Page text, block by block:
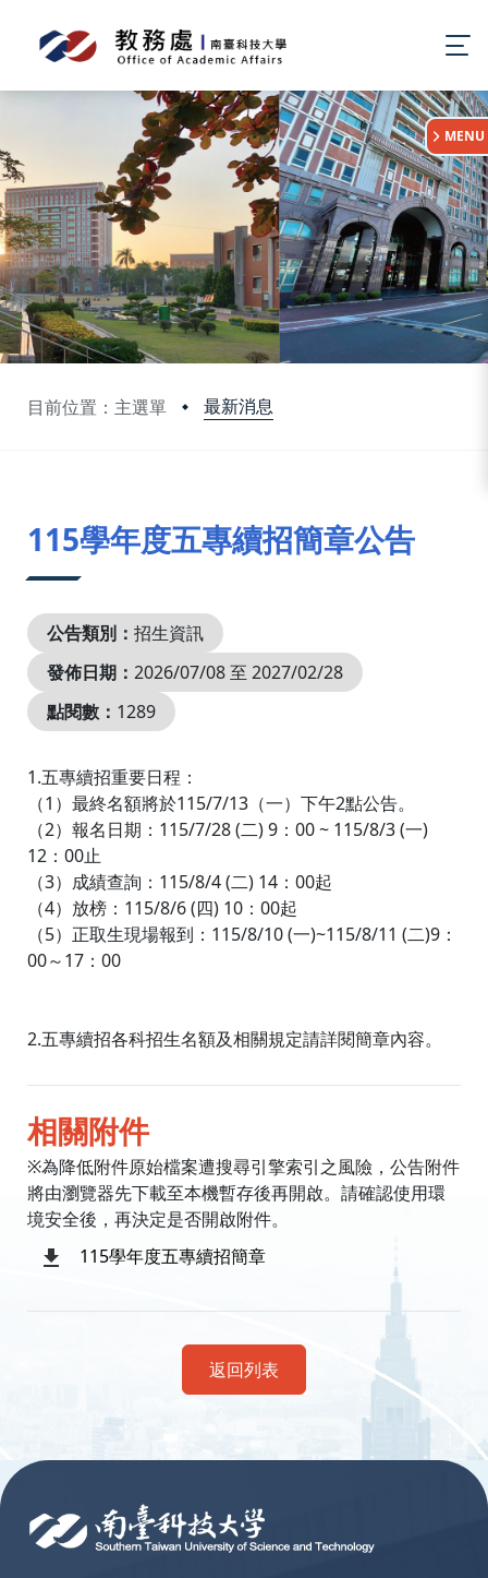
目前位置：主選單 最新消息
:::
MENU
115學年度五專續招簡章公告
公告類別： 招生資訊
發佈日期： 2026/07/08 至 2027/02/28
點閱數： 1289
1.五專續招重要日程：
（1）最終名額將於115/7/13（一）下午2點公告。
（2）報名日期：115/7/28 (二) 9：00 ~ 115/8/3 (一)
12：00止
（3）成績查詢：115/8/4 (二) 14：00起
（4）放榜：115/8/6 (四) 10：00起
（5）正取生現場報到：115/8/10 (一)~115/8/11 (二)9：
00～17：00
2.五專續招各科招生名額及相關規定請詳閱簡章內容。
相關附件
※為降低附件原始檔案遭搜尋引擎索引之風險，公告附件
將由瀏覽器先下載至本機暫存後再開啟。請確認使用環
境安全後，再決定是否開啟附件。
115學年度五專續招簡章
返回列表